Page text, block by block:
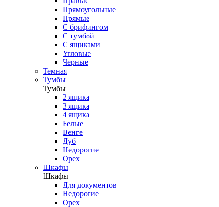
Прямоугольные
Прямые
С брифингом
С тумбой
С ящиками
Угловые
Черные
Темная
Тумбы
Тумбы
2 ящика
3 ящика
4 ящика
Белые
Венге
Дуб
Недорогие
Орех
Шкафы
Шкафы
Для документов
Недорогие
Орех